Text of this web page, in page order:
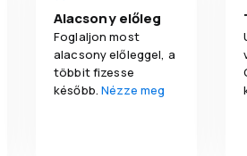
Alacsony előleg
Foglaljon most
alacsony előleggel, a
többit fizesse
később.Nézze meg